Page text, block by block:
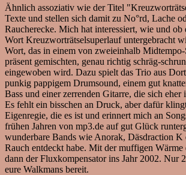
Ähnlich assoziativ wie der Titel
Texte und stellen sich damit zu No°rd, Lache
Raucherecke. Mich hat interessiert, wie und ob
Wort Kreuzworträtselsuperlauf untergebracht
Wort, das in einem von zweieinhalb
präsent gemischten, genau richtig schräg-
eingewoben wird. Dazu spielt das Trio aus
punkig pappigem Drumsound, einem gut
Bass und einer zerrenden Gitarre, die sich
Es fehlt ein bisschen an Druck, aber dafür
Eigenregie, die es ist und erinnert mich an
frühen Jahren von mp3.de auf gut Glück
wunderbare Bands wie Anorak, Däsdraction
Rauch entdeckt habe. Mit der muffigen Wärme
dann der Fluxkompensator ins Jahr 2002. Nur
eure Walkmans bereit.